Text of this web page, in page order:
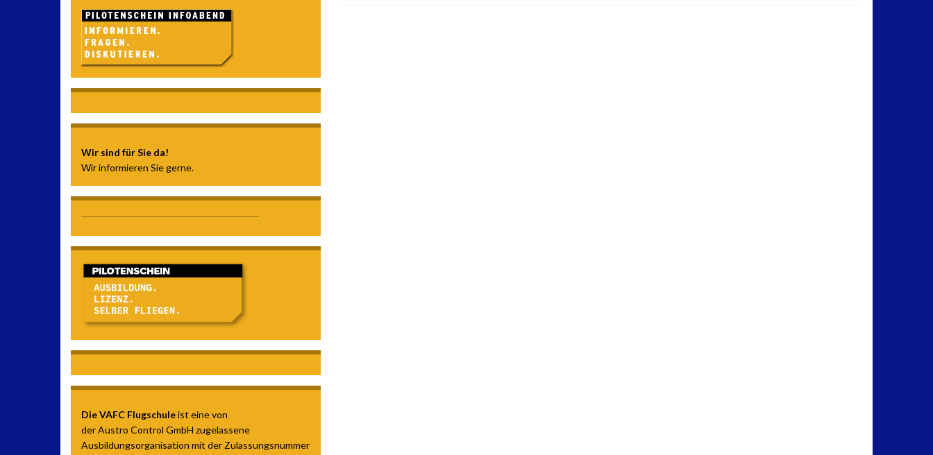
Wir sind für Sie da!
Wir informieren Sie gerne.
Die VAFC Flugschuleist eine von
der Austro Control GmbH zugelassene
Ausbildungsorganisation mit der Zulassungsnummer